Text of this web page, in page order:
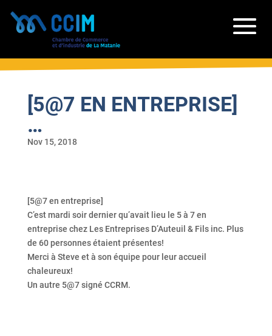
[5@7 EN ENTREPRISE]
…
Nov 15, 2018
[5@7 en entreprise]
C’est mardi soir dernier qu’avait lieu le 5 à 7 en
entreprise chez Les Entreprises D’Auteuil & Fils inc. Plus
de 60 personnes étaient présentes!
Merci à Steve et à son équipe pour leur accueil
chaleureux!
Un autre 5@7 signé CCRM.